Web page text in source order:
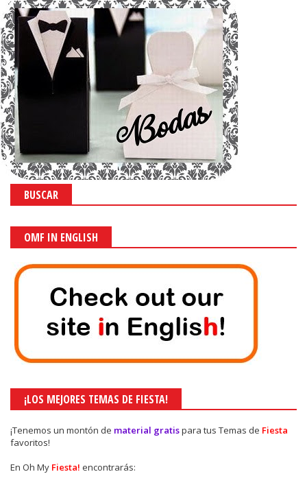
BUSCAR
OMF IN ENGLISH
¡LOS MEJORES TEMAS DE FIESTA!
¡Tenemos un montón de material gratispara tus Temas de Fiesta
favoritos!
En Oh My Fiesta! encontrarás: